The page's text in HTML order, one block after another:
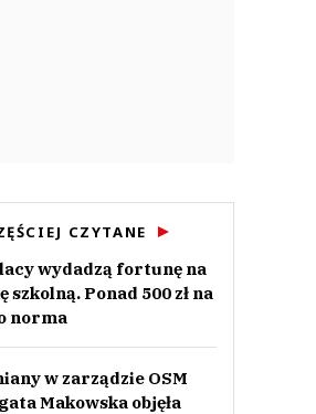
CZYTANE
wydadzą fortunę na
szkolną. Ponad 500 zł na
norma
w zarządzie OSM
Makowska objęła